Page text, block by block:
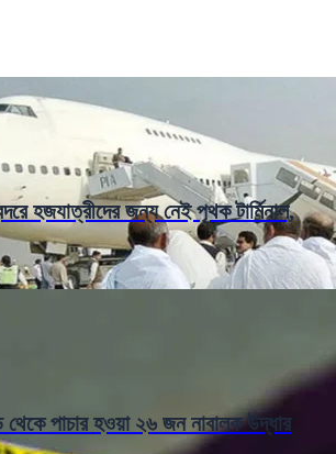
হজযাত্রীদের জন্য নেই পৃথক টার্মিনাল,
থেকে পাচার হওয়া ২৬ জন নাবালক উদ্ধার